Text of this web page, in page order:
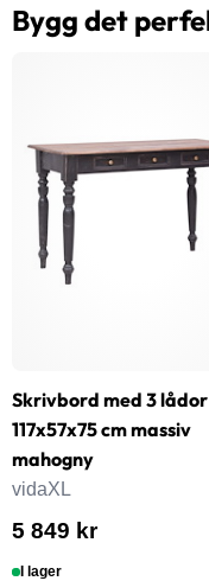
Bygg det
Skrivbord med 3 lådor
117x57x75 cm massiv
mahogny
vidaXL
5 849 kr
I lager